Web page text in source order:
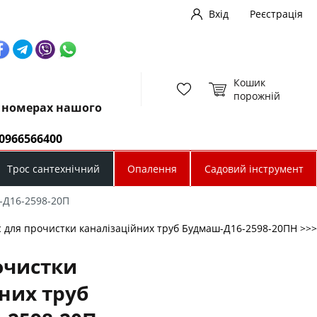
Вхід
Реєстрація
номерах нашого
Кошик
порожній
Трос сантехнічний Опалення Садовий інструмент
Д16-2598-20П
для прочистки каналізаційних труб Будмаш-Д16-2598-20ПН >>>
труб